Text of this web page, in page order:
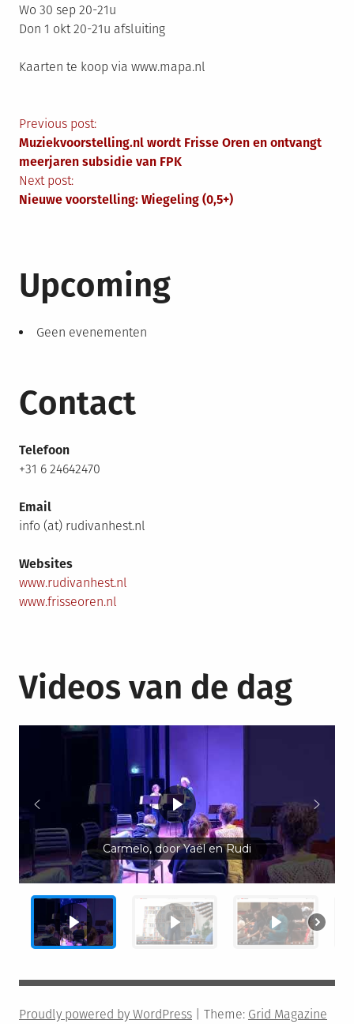
Wo 30 sep 20-21u
Don 1 okt 20-21u afsluiting
Kaarten te koop via www.mapa.nl
Berichtnavigatie
Previous post:
Muziekvoorstelling.nl wordt Frisse Oren en ontvangt
meerjaren subsidie van FPK
Next post:
Nieuwe voorstelling: Wiegeling (0,5+)
Upcoming
Geen evenementen
Contact
Telefoon
+31 6 24642470
Email
info (at) rudivanhest.nl
Websites
www.rudivanhest.nl
www.frisseoren.nl
Videos van de dag
Carmelo, door Yaël en Rudi
Proudly powered by WordPress Theme: Grid Magazine